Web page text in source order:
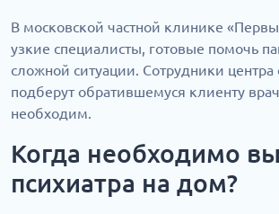
В московской частной клинике
узкие специалисты, готовые помочь
сложной ситуации. Сотрудники центра
подберут обратившемуся клиенту
необходим.
Когда необходимо
психиатра на дом?